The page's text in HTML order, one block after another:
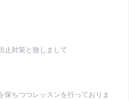
止対策と致しまして
保ちつつレッスンを行っておりま